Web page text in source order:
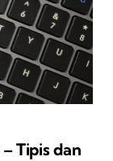
Tipis dan